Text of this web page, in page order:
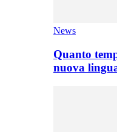
News
Quanto
nuova